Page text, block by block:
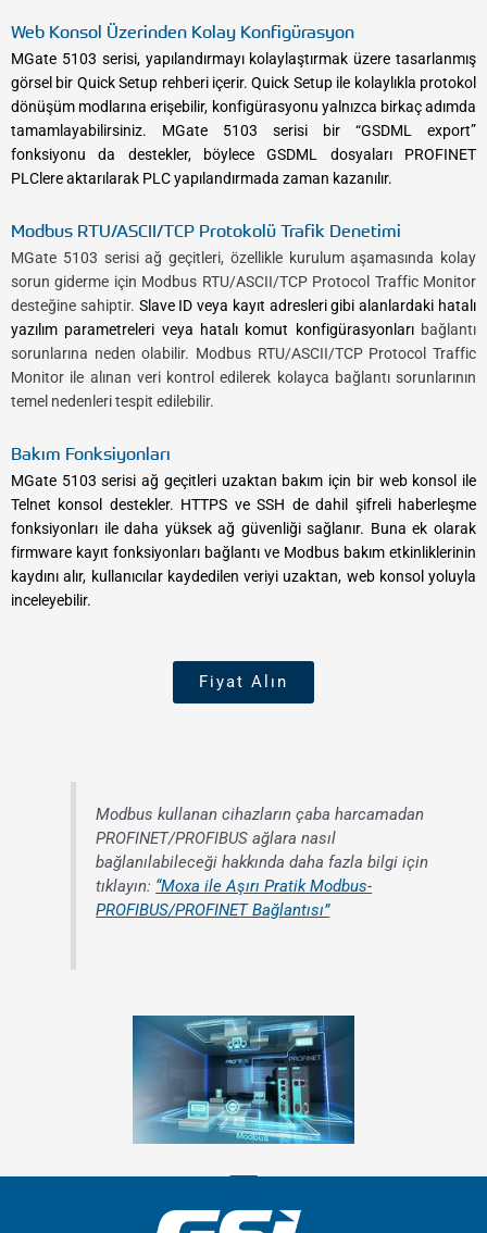
Web Konsol Üzerinden Kolay Konfigürasyon
MGate 5103 serisi, yapılandırmayı kolaylaştırmak üzere tasarlanmış
görsel bir Quick Setup rehberi içerir. Quick Setup ile kolaylıkla protokol
dönüşüm modlarına erişebilir, konfigürasyonu yalnızca birkaç adımda
tamamlayabilirsiniz. MGate 5103 serisi bir “GSDML export”
fonksiyonu da destekler, böylece GSDML dosyaları PROFINET
PLClere aktarılarak PLC yapılandırmada zaman kazanılır.
Modbus RTU/ASCII/TCP Protokolü Trafik Denetimi
MGate 5103 serisi ağ geçitleri, özellikle kurulum aşamasında kolay
sorun giderme için Modbus RTU/ASCII/TCP Protocol Traffic Monitor
desteğine sahiptir. Slave ID veya kayıt adresleri gibi alanlardaki hatalı
yazılım parametreleri veya hatalı komut konfigürasyonlarıbağlantı
sorunlarına neden olabilir. Modbus RTU/ASCII/TCP Protocol Traffic
Monitor ile alınan veri kontrol edilerek kolayca bağlantı sorunlarının
temel nedenleri tespit edilebilir.
Bakım Fonksiyonları
MGate 5103 serisi ağ geçitleri uzaktan bakım için bir web konsol ile
Telnet konsol destekler. HTTPS ve SSH de dahil şifreli haberleşme
fonksiyonları ile daha yüksek ağ güvenliği sağlanır. Buna ek olarak
firmware kayıt fonksiyonları bağlantı ve Modbus bakım etkinliklerinin
kaydını alır, kullanıcılar kaydedilen veriyi uzaktan, web konsol yoluyla
inceleyebilir.
Fiyat Alın
Modbus kullanan cihazların çaba harcamadan
PROFINET/PROFIBUS ağlara nasıl
bağlanılabileceği hakkında daha fazla bilgi için
tıklayın: “Moxa ile Aşırı Pratik Modbus-
PROFIBUS/PROFINET Bağlantısı”